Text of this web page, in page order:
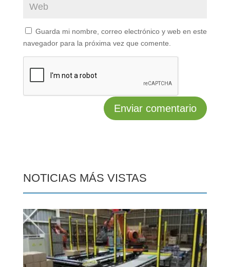
Guarda mi nombre, correo electrónico y web en este
navegador para la próxima vez que comente.
NOTICIAS MÁS VISTAS